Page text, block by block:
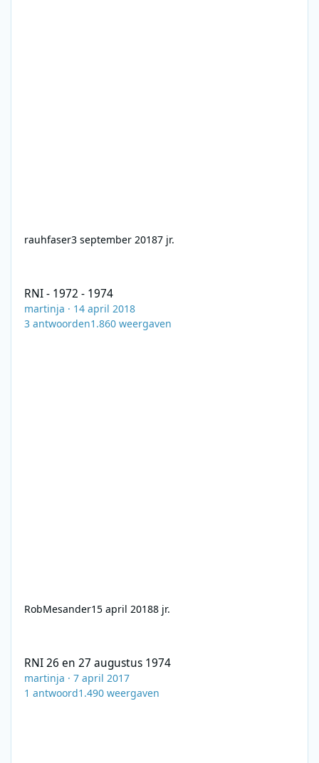
rauhfaser3 september 20187 jr.
RNI - 1972 - 1974
martinja · 14 april 2018
3 antwoorden1.860 weergaven
RobMesander15 april 20188 jr.
RNI 26 en 27 augustus 1974
martinja ·7 april 2017
1 antwoord1.490 weergaven